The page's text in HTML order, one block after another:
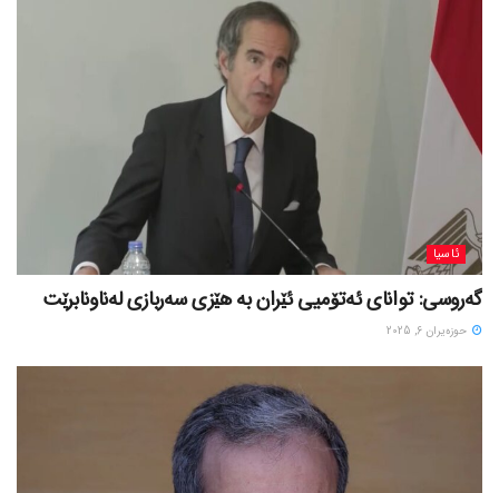
ئاسیا
گەروسی: توانای ئەتۆمیی ئێران بە هێزی سەربازی لەناونابرێت
حوزه‌یران 6, 2025